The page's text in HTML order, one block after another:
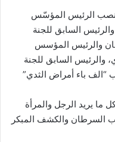
الرئيس المؤسّس
والرئيس السابق للجنة
والرئيس المؤسس
والرئيس السابق للجنة
“الف باء أمراض الثدي”
ما يريد الرجل والمرأة
السرطان والكشف المبكر